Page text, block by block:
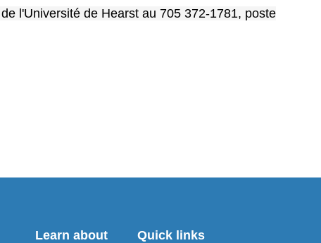
l'Université de Hearst au 705 372-1781, poste
Learn about Quick links